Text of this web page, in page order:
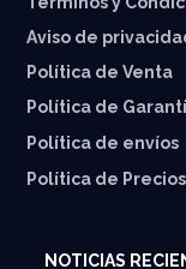
Aviso de
Política de Venta
Política de
⁠Política de envíos
Política de Precios
NOTICIAS